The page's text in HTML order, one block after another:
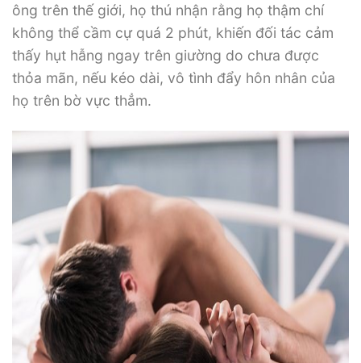
ông trên thế giới, họ thú nhận rằng họ thậm chí
không thể cầm cự quá 2 phút, khiến đối tác cảm
thấy hụt hẫng ngay trên giường do chưa được
thỏa mãn, nếu kéo dài, vô tình đẩy hôn nhân của
họ trên bờ vực thẳm.